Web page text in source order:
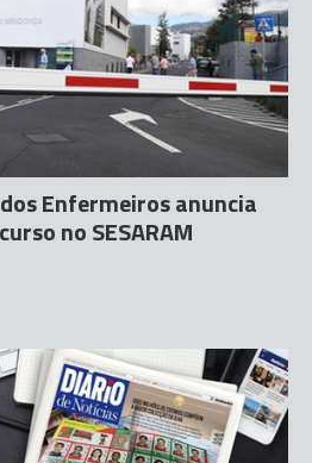
Enfermeiros anuncia
no SESARAM